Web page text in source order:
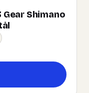
Shimano